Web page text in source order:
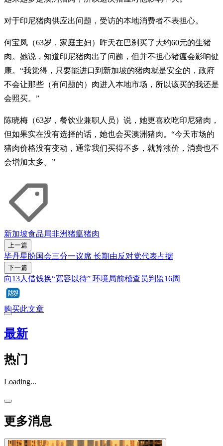
对于印尼猪肉供应出问题，受访的本地消费者不表担心。
何宝凤（63岁，家庭主妇）昨天在巴刹买了大约60元的生猪
肉。她说，知道印尼猪肉出了问题，但并不担心猪瘟会影响健
康。“我觉得，只要能进口到新加坡的猪肉就是安全的，政府
不会让那些（有问题的）肉进入本地市场，所以该买的我还是
会照买。”
陈晓梅（63岁，餐饮业兼职人员）说，她更喜欢吃印尼猪肉，
但如果实在没有选择的话，她也会买澳洲猪肉。“今天市场的
猪肉价格没有变动，通常我们买得不多，就算涨价，消费也不
会增加太多。”
新加坡食品局非洲猪瘟猪肉
上一篇
毕丹星盼国会三分一议席 长期由反对党代表占据
下一篇
向13人借钱换“宽容以待” 环境局前稽查员判监16周
购买此文章
最新
热门
Loading...
更多消息